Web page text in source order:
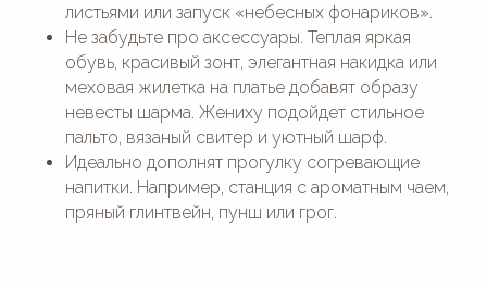
листьями или запуск «небесных фонариков».
Не забудьте про аксессуары. Теплая яркая
обувь, красивый зонт, элегантная накидка или
меховая жилетка на платье добавят образу
невесты шарма. Жениху подойдет стильное
пальто, вязаный свитер и уютный шарф.
Идеально дополнят прогулку согревающие
напитки. Например, станция с ароматным чаем,
пряный глинтвейн, пунш или грог.